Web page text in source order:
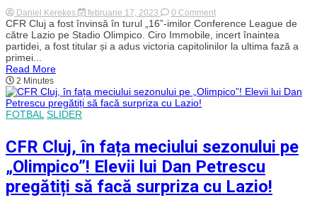
de
meci
Daniel Kerekes februarie 17, 2023 0 Commenton
CFR
Cluj,
învinsă
pe
Lazio
Dan
Petrescu,
fără
pe
CFR Cluj a fost învinsă în turul „16”-imilor Conference League de
către Lazio pe Stadio Olimpico. Ciro Immobile, incert înaintea
partidei, a fost titular și a adus victoria capitolinilor la ultima fază a
primei...
Read More
2 Minutes
FOTBAL SLIDER
CFR Cluj, în fața meciului sezonului pe
„Olimpico”! Elevii lui Dan Petrescu
pregătiți să facă surpriza cu Lazio!